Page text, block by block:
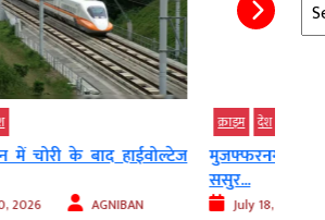
मुजफ्फरनगर में बहू ने ब्लेड से किया
July 18, 2026 AGNIBAN